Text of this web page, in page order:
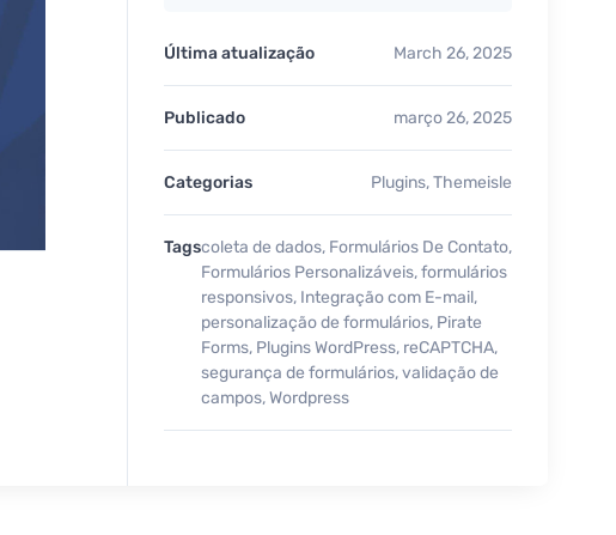
Última atualização March 26, 2025
Publicado março 26, 2025
Categorias Plugins,Themeisle
Tagscoleta de dados, Formulários De Contato,
Formulários Personalizáveis,formulários
responsivos, Integração com E-mail,
personalização de formulários, Pirate
Forms, Plugins WordPress, reCAPTCHA,
segurança de formulários,validação de
campos,Wordpress